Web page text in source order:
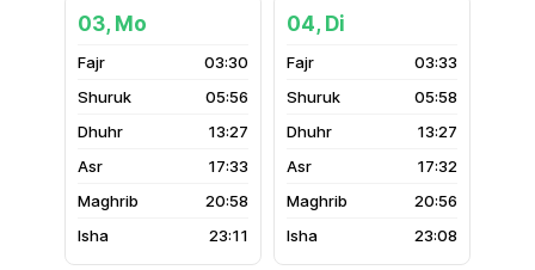
03, Mo
03:30
05:56
13:27
17:33
20:58
23:11
04, Di
03:33
05:58
13:27
17:32
20:56
23:08